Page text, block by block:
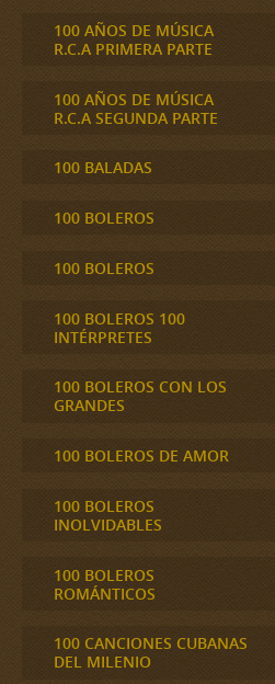
100 AÑOS DE MÚSICA
R.C.A PRIMERA PARTE
100 AÑOS DE MÚSICA
R.C.A SEGUNDA PARTE
100 BALADAS
100 BOLEROS
100 BOLEROS
100 BOLEROS 100
INTÉRPRETES
100 BOLEROS CON LOS
GRANDES
100 BOLEROS DE AMOR
100 BOLEROS
INOLVIDABLES
100 BOLEROS
ROMÁNTICOS
100 CANCIONES CUBANAS
DEL MILENIO